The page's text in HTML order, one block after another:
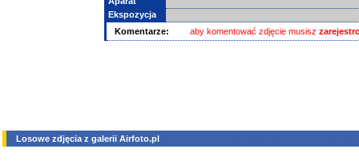
Ekspozycja
Komentarze:
aby komentować zdjęcie musisz
Losowe zdjęcia z galerii Airfoto.pl